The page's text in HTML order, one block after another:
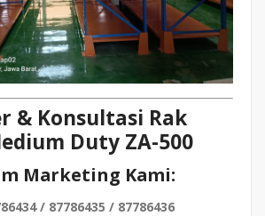
& Konsultasi Rak
Duty ZA-500
Marketing Kami:
/ 87786435 / 87786436